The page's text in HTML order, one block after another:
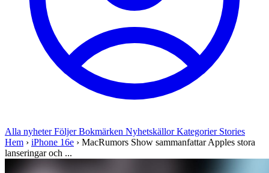
Alla nyheterFöljerBokmärken NyhetskällorKategorier Stories
Hem › iPhone 16e › MacRumors Show sammanfattar Apples stora
lanseringar och ...